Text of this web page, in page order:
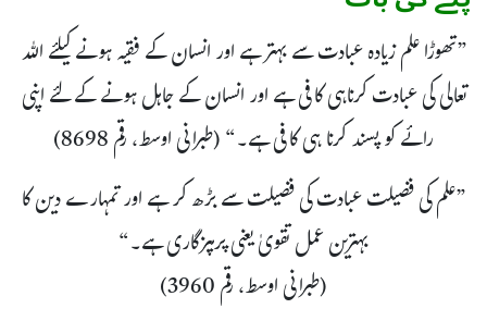
”تھوڑا علم زیادہ عبادت سے بہتر ہے اور انسان کے فقیہ ہونے کیلئے اللہ
تعالی کی عبادت کرناہی کافی ہے اور انسان کے جاہل ہونے کے لئے اپنی
رائے کو پسند کرنا ہی کافی ہے۔“ (طبرانی اوسط، رقم 8698)
”علم کی فضیلت عبادت کی فضیلت سے بڑھ کر ہے اور تمہارے دین کا
بہترین عمل تقویٰ یعنی پرہیزگاری ہے۔“
(طبرانی اوسط، رقم 3960)